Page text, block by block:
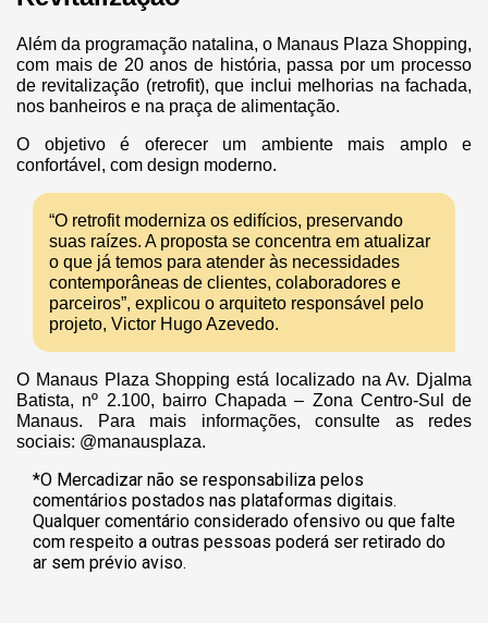
Além da programação natalina, o Manaus Plaza Shopping,
com mais de 20 anos de história, passa por um processo
de revitalização (retrofit), que inclui melhorias na fachada,
nos banheiros e na praça de alimentação.
O objetivo é oferecer um ambiente mais amplo e
confortável, com design moderno.
“O retrofit moderniza os edifícios, preservando
suas raízes. A proposta se concentra em atualizar
o que já temos para atender às necessidades
contemporâneas de clientes, colaboradores e
parceiros”, explicou o arquiteto responsável pelo
projeto, Victor Hugo Azevedo.
O Manaus Plaza Shopping está localizado na Av. Djalma
Batista, nº 2.100, bairro Chapada – Zona Centro-Sul de
Manaus. Para mais informações, consulte as redes
sociais: @manausplaza.
*O Mercadizar não se responsabiliza pelos
comentários postados nas plataformas digitais.
Qualquer comentário considerado ofensivo ou que falte
com respeito a outras pessoas poderá ser retirado do
ar sem prévio aviso.